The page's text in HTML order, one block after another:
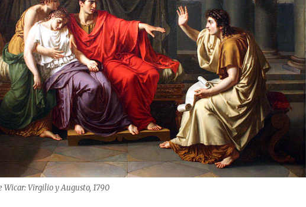
Wicar: Virgilio y Augusto, 1790